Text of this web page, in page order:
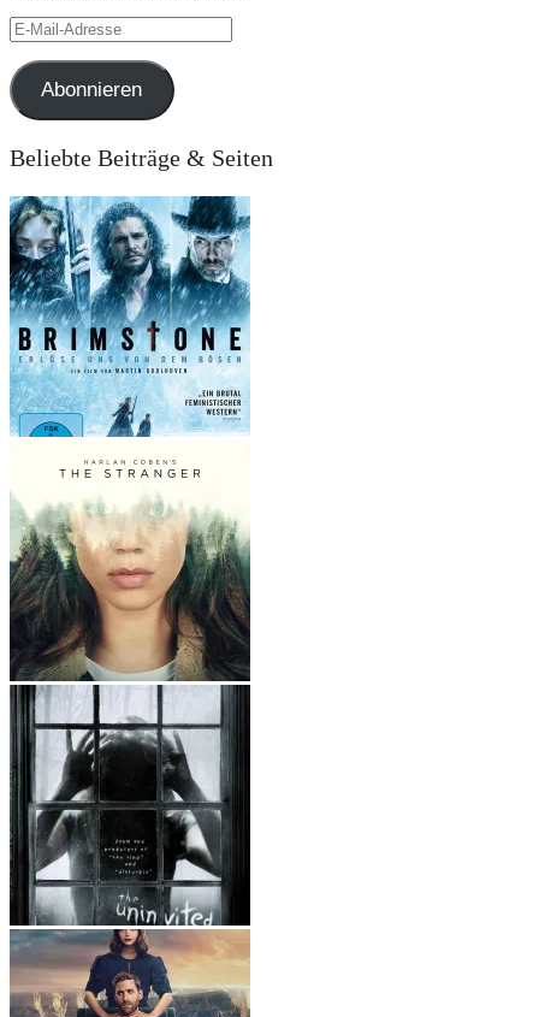
E-
Mail-
Adresse
Abonnieren
Beliebte Beiträge & Seiten